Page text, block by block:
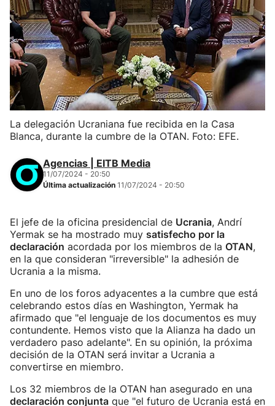
La delegación Ucraniana fue recibida en la Casa
Blanca, durante la cumbre de la OTAN. Foto: EFE.
Agencias | EITB Media
11/07/2024 - 20:50
Última actualización 11/07/2024 - 20:50
El jefe de la oficina presidencial de Ucrania, Andrí
Yermak se ha mostrado muy satisfecho por la
declaración acordada por los miembros de la OTAN,
en la que consideran "irreversible" la adhesión de
Ucrania a la misma.
En uno de los foros adyacentes a la cumbre que está
celebrando estos días en Washington, Yermak ha
afirmado que "el lenguaje de los documentos es muy
contundente. Hemos visto que la Alianza ha dado un
verdadero paso adelante". En su opinión, la próxima
decisión de la OTAN será invitar a Ucrania a
convertirse en miembro.
Los 32 miembros de la OTAN han asegurado en una
declaración conjunta que "el futuro de Ucrania está en